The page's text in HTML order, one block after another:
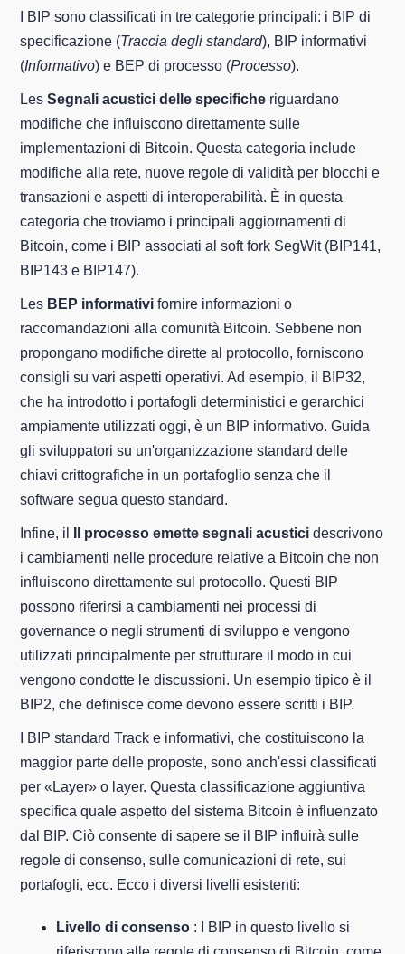
I BIP sono classificati in tre categorie principali: i BIP di
specificazione (Traccia degli standard), BIP informativi
(Informativo) e BEP di processo (Processo).
LesSegnali acustici delle specifiche riguardano
modifiche che influiscono direttamente sulle
implementazioni di Bitcoin. Questa categoria include
modifiche alla rete, nuove regole di validità per blocchi e
transazioni e aspetti di interoperabilità. È in questa
categoria che troviamo i principali aggiornamenti di
Bitcoin, come i BIP associati al soft fork SegWit (BIP141,
BIP143 e BIP147).
Les BEP informativi fornire informazioni o
raccomandazioni alla comunità Bitcoin. Sebbene non
propongano modifiche dirette al protocollo, forniscono
consigli su vari aspetti operativi. Ad esempio, il BIP32,
che ha introdotto i portafogli deterministici e gerarchici
ampiamente utilizzati oggi, è un BIP informativo. Guida
gli sviluppatori su un'organizzazione standard delle
chiavi crittografiche in un portafoglio senza che il
software segua questo standard.
Infine, il Il processo emette segnali acustici descrivono
i cambiamenti nelle procedure relative a Bitcoin che non
influiscono direttamente sul protocollo. Questi BIP
possono riferirsi a cambiamenti nei processi di
governance o negli strumenti di sviluppo e vengono
utilizzati principalmente per strutturare il modo in cui
vengono condotte le discussioni. Un esempio tipico è il
BIP2, che definisce come devono essere scritti i BIP.
I BIP standard Track e informativi, che costituiscono la
maggior parte delle proposte, sono anch'essi classificati
per «Layer» o layer. Questa classificazione aggiuntiva
specifica quale aspetto del sistema Bitcoin è influenzato
dal BIP. Ciò consente di sapere se il BIP influirà sulle
regole di consenso, sulle comunicazioni di rete, sui
portafogli, ecc. Ecco i diversi livelli esistenti:
Livello di consenso : I BIP in questo livello si